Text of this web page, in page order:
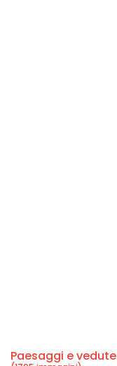
Paesaggi e vedute